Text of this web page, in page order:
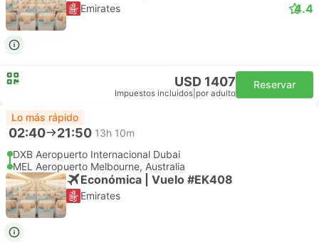
Emirates 4.4
USD 1407
Impuestos incluidos por adulto
Reservar
Lo más rápido
02:40 21:50 13h 10m
DXB Aeropuerto Internacional Dubai
MEL Aeropuerto Melbourne, Australia
Económica | Vuelo #EK408
Emirates